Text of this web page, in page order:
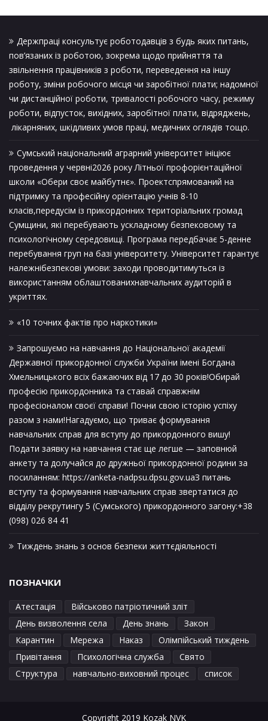
Держпраці консультує роботодавців з будь яких питань,
пов’язаних із роботою, зокрема щодо прийняття та
звільнення працівників з роботи, переведення на іншу
роботу, зміни робочого місця чи заробітної плати; надомної
чи дистанційної роботи, тривалості робочого часу, режиму
роботи, відпусток, вихідних, заробітної плати, відряджень,
лікарняних, шкідливих умов праці, медичних оглядів тощо.
Сумський національний аграрний університет ініціює
проведення у червні2026 року Літньої профорієнтаційної
школи «Обери своє майбутнє». Проектспрямований на
підтримку та професійну орієнтацію учнів 8-10
класів,передусім із прикордонних територіальних громад
Сумщини, які перебувають ускладному безпековому та
психологічному середовищі. Програма передбачає 5-денне
перебування груп на базі університету. Університет гарантує
належнібезпекові умови: заходи проводитимуться із
використанням облаштованихнавчальних аудиторій в
укриттях.
«10 точних фактів про наркотики»
Запрошуємо на навчання до Національної академії
Державної прикордонної служби України імені Богдана
Хмельницького всіх бажаючих від 17 до 30 років!Обирай
професію прикордонника та ставай справжнім
професіоналом своєї справи! Почни свою історію успіху
разом з нами!Нагадуємо, що триває формування
навчальних справ для вступу до прикордонного вишу!
Подати заявку на навчання стає ще легше — заповнюй
анкету та долучайся до дружньої прикордонної родини за
посиланням: https://anketa-nadpsu.dpsu.gov.uaЗ питань
вступу та формування навчальних справ звертатися до
відділу рекрутингу 5 (Сумського) прикордонного загону:+38
(098) 026 84 41
Тиждень знань з основ безпеки життєдіяльності
ПОЗНАЧКИ
Атестація
Військово патріотичний зліт
День визволення села
День знань
Закон
Карантин
Мережа Наказ
Олімпійський тиждень
Привітання
Психологічна служба
Свято
Структура
навчально-виховний процес список
Copyright 2019 Kozak NVK